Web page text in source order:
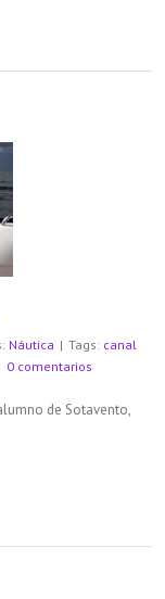
Náutica | Tags: canal
0 comentarios
de Sotavento,